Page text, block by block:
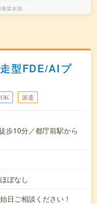
業本部
型FDE/AIプ
派遣
歩10分／都庁前駅から
ぼなし
日ご相談ください！